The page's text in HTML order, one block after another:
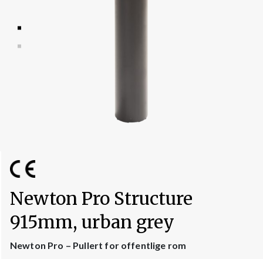
Newton Pro Structure
915mm, urban grey
Newton Pro – Pullert for offentlige rom